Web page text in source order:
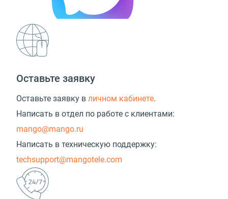
Оставьте заявку
Оставьте заявку в личном кабинете.
Написать в отдел по работе с клиентами:
mango@mango.ru
Написать в техническую поддержку:
techsupport@mangotele.com